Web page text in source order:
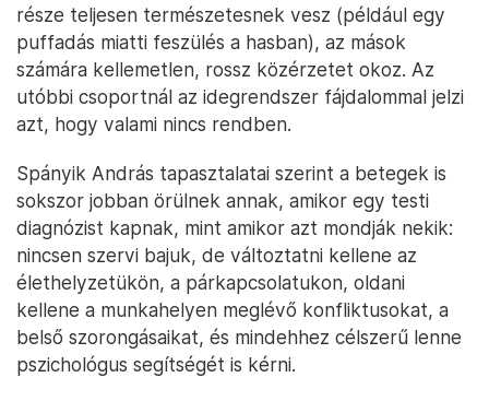
része teljesen természetesnek vesz (például egy
puffadás miatti feszülés a hasban), az mások
számára kellemetlen, rossz közérzetet okoz. Az
utóbbi csoportnál az idegrendszer fájdalommal jelzi
azt, hogy valami nincs rendben.
Spányik András tapasztalatai szerint a betegek is
sokszor jobban örülnek annak, amikor egy testi
diagnózist kapnak, mint amikor azt mondják nekik:
nincsen szervi bajuk, de változtatni kellene az
élethelyzetükön, a párkapcsolatukon, oldani
kellene a munkahelyen meglévő konfliktusokat, a
belső szorongásaikat, és mindehhez célszerű lenne
pszichológus segítségét is kérni.